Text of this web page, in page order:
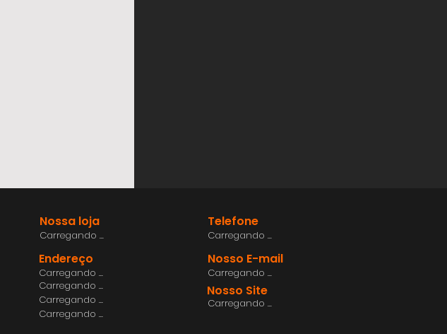
Nossa loja
Carregando ...
Telefone
Carregando ...
Endereço
Carregando ...
Carregando ...
Carregando ...
Carregando ...
Nosso E-mail
Carregando ...
Carregando ...
Nosso Site